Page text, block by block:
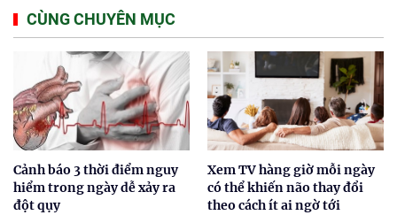
CÙNG CHUYÊN MỤC
Cảnh báo 3 thời điểm nguy
hiểm trong ngày dễ xảy ra
đột qụy
Xem TV hàng giờ mỗi ngày
có thể khiến não thay đổi
theo cách ít ai ngờ tới